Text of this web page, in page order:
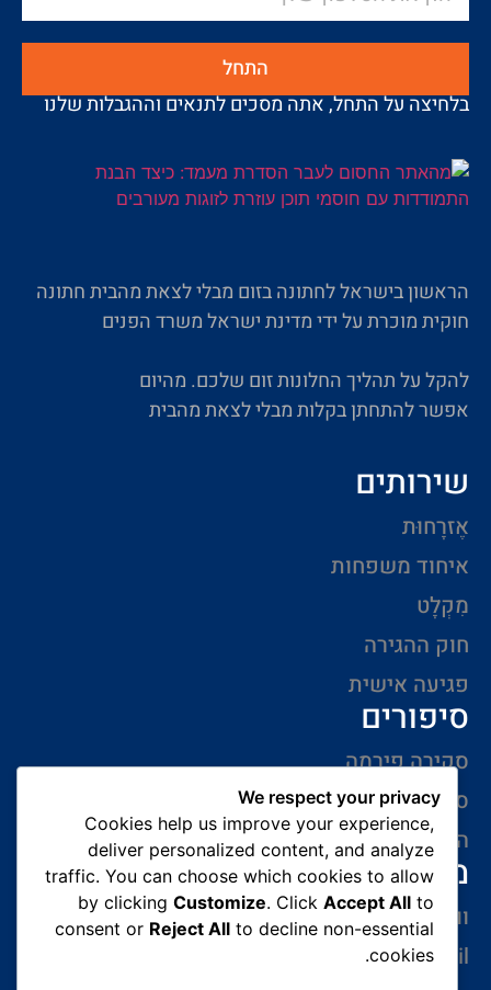
התחל
בלחיצה על התחל, אתה מסכים לתנאים וההגבלות שלנו
הראשון בישראל לחתונה בזום מבלי לצאת מהבית חתונה
חוקית מוכרת על ידי מדינת ישראל משרד הפנים
להקל על תהליך החלונות זום שלכם. מהיום
אפשר להתחתן בקלות מבלי לצאת מהבית
שירותים
אֶזרָחוּת
איחוד משפחות
מִקְלָט
חוק ההגירה
פגיעה אישית
סיפורים
סקירה פירמה
סיפורי הצלחה
המלצות של לקוחות
מידע ליצירת קשר
ווצאפ 054-765-0002
gabriel@benatovlaw.co.il
We respect your privacy
Cookies help us improve your experience,
deliver personalized content, and analyze
traffic. You can choose which cookies to allow
by clickingCustomize. ClickAccept All to
consent or Reject All to decline non-essential
cookies.